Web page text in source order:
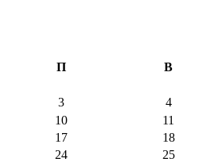
П В
3 4
10
11
17
18
24
25